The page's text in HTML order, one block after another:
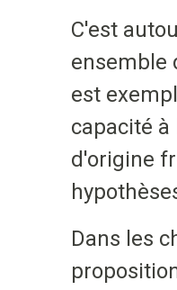
C'est
ensemble
est
capacité
d'origine
Dans les